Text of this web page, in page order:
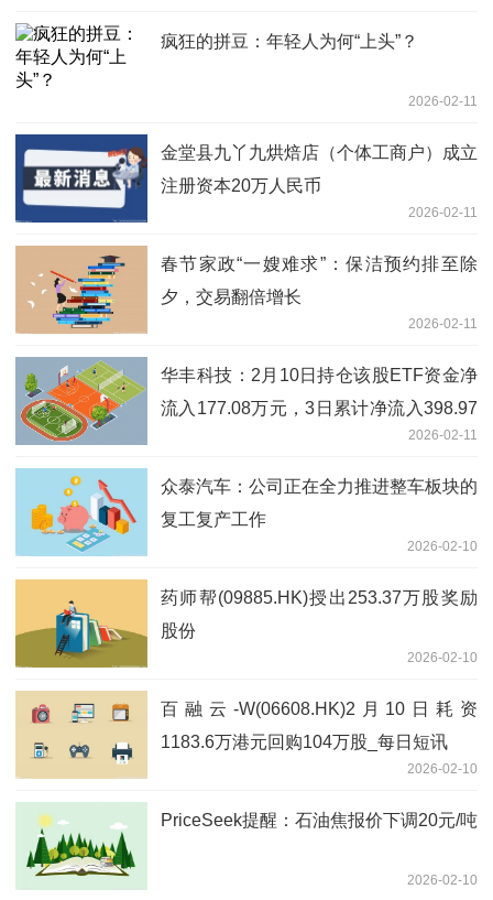
疯狂的拼豆：年轻人为何“上头”？
2026-02-11
金堂县九丫九烘焙店（个体工商户）成立
注册资本20万人民币
2026-02-11
春节家政“一嫂难求”：保洁预约排至除
夕，交易翻倍增长
2026-02-11
华丰科技：2月10日持仓该股ETF资金净
流入177.08万元，3日累计净流入398.97
2026-02-11
众泰汽车：公司正在全力推进整车板块的
复工复产工作
2026-02-10
药师帮(09885.HK)授出253.37万股奖励
股份
2026-02-10
百融云-W(06608.HK)2月10日耗资
1183.6万港元回购104万股_每日短讯
2026-02-10
PriceSeek提醒：石油焦报价下调20元/吨
2026-02-10